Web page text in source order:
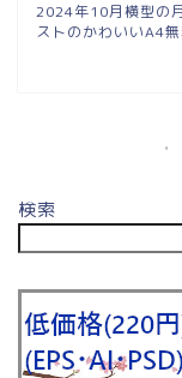
2024年10月横型の
ストのかわいいA4
検索